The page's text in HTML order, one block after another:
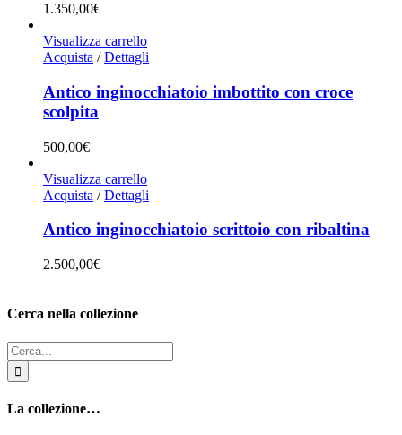
1.350,00€
Visualizza carrello
Acquista / Dettagli
Antico inginocchiatoio imbottito con croce
scolpita
500,00€
Visualizza carrello
Acquista / Dettagli
Antico inginocchiatoio scrittoio con ribaltina
2.500,00€
Cerca nella collezione
Cerca
per:
La collezione…